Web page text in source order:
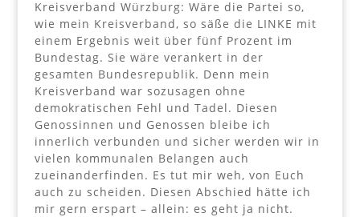
Kreisverband Würzburg: Wäre die Partei so,
wie mein Kreisverband, so säße die LINKE mit
einem Ergebnis weit über fünf Prozent im
Bundestag. Sie wäre verankert in der
gesamten Bundesrepublik. Denn mein
Kreisverband war sozusagen ohne
demokratischen Fehl und Tadel. Diesen
Genossinnen und Genossen bleibe ich
innerlich verbunden und sicher werden wir in
vielen kommunalen Belangen auch
zueinanderfinden. Es tut mir weh, von Euch
auch zu scheiden. Diesen Abschied hätte ich
mir gern erspart – allein: es geht ja nicht.